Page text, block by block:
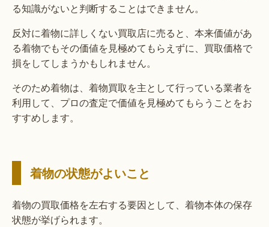
る知識がないと判断することはできません。
反対に着物に詳しくない買取店に売ると、本来価値があ
る着物でもその価値を見極めてもらえずに、買取価格で
損をしてしまうかもしれません。
そのため着物は、着物買取を主として行っている業者を
利用して、プロの査定で価値を見極めてもらうことをお
すすめします。
着物の状態がよいこと
着物の買取価格を左右する要因として、着物本体の保存
状態が挙げられます。